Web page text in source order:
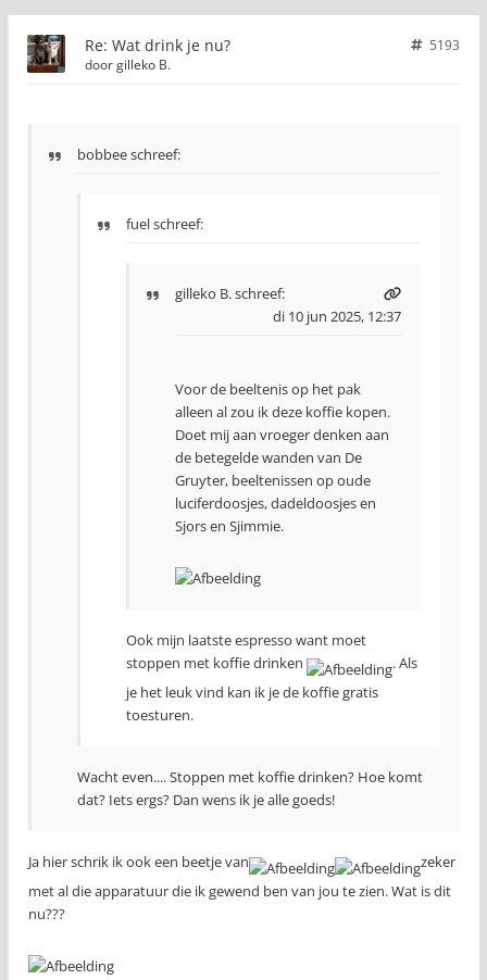
Re: Wat drink je nu?
5193
doorgilleko B.
bobbee schreef:
fuel schreef:
gilleko B.schreef:
di 10 jun 2025, 12:37
Voor de beeltenis op het pak
alleen al zou ik deze koffie kopen.
Doet mij aan vroeger denken aan
de betegelde wanden van De
Gruyter, beeltenissen op oude
luciferdoosjes, dadeldoosjes en
Sjors en Sjimmie.
Ook mijn laatste espresso want moet
stoppen met koffie drinken
. Als
je het leuk vind kan ik je de koffie gratis
toesturen.
Wacht even.... Stoppen met koffie drinken? Hoe komt
dat? Iets ergs? Dan wens ik je alle goeds!
Ja hier schrik ik ook een beetje van
zeker
met al die apparatuur die ik gewend ben van jou te zien. Wat is dit
nu???